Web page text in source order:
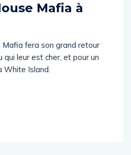
Mafia à
Mafia fera son grand retour
qui leur est cher, et pour un
White Island.